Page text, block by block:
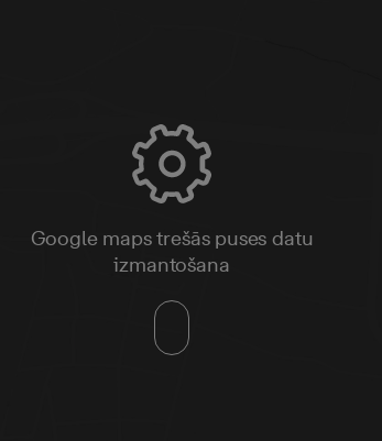
Google maps trešās puses datu
izmantošana